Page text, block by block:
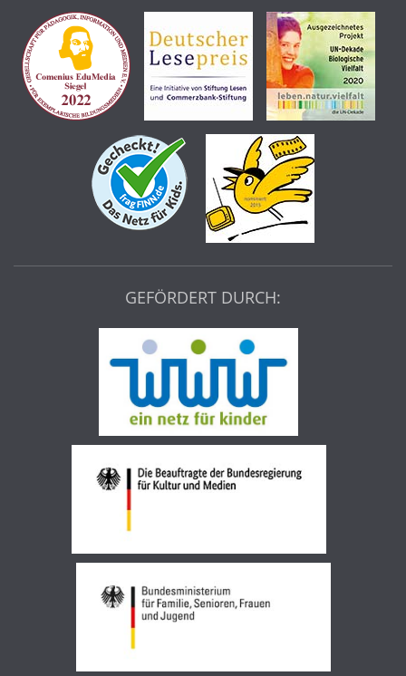
GEFÖRDERT DURCH: